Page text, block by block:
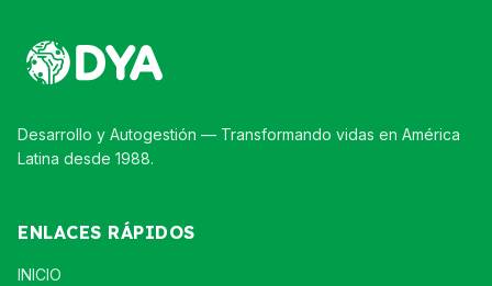
Desarrollo y Autogestión — Transformando vidas en América
Latina desde 1988.
ENLACES RÁPIDOS
INICIO